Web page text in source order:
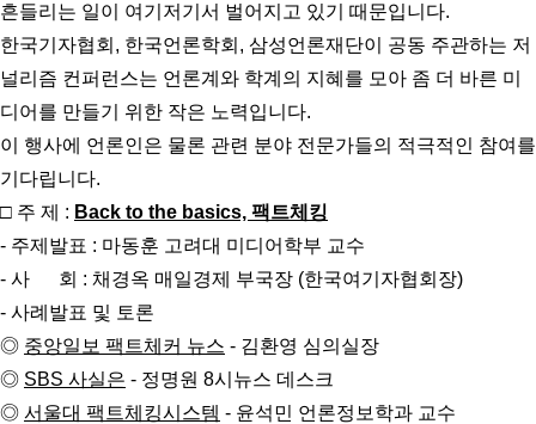
흔들리는 일이 여기저기서 벌어지고 있기 때문입니다.
한국기자협회, 한국언론학회, 삼성언론재단이 공동 주관하는 저
널리즘 컨퍼런스는 언론계와 학계의 지혜를 모아 좀 더 바른 미
디어를 만들기 위한 작은 노력입니다.
이 행사에 언론인은 물론 관련 분야 전문가들의 적극적인 참여를
기다립니다.
□ 주 제 : Back to the basics, 팩트체킹
- 주제발표 : 마동훈 고려대 미디어학부 교수
- 사 회 : 채경옥 매일경제 부국장 (한국여기자협회장)
- 사례발표 및 토론
◎ 중앙일보 팩트체커 뉴스 - 김환영 심의실장
◎ SBS 사실은 - 정명원 8시뉴스 데스크
◎ 서울대 팩트체킹시스템 - 윤석민 언론정보학과 교수